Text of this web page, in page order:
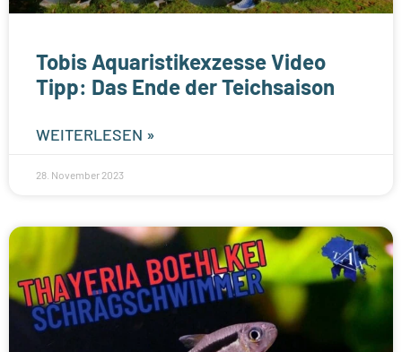
Tobis Aquaristikexzesse Video
Tipp: Das Ende der Teichsaison
WEITERLESEN »
28. November 2023